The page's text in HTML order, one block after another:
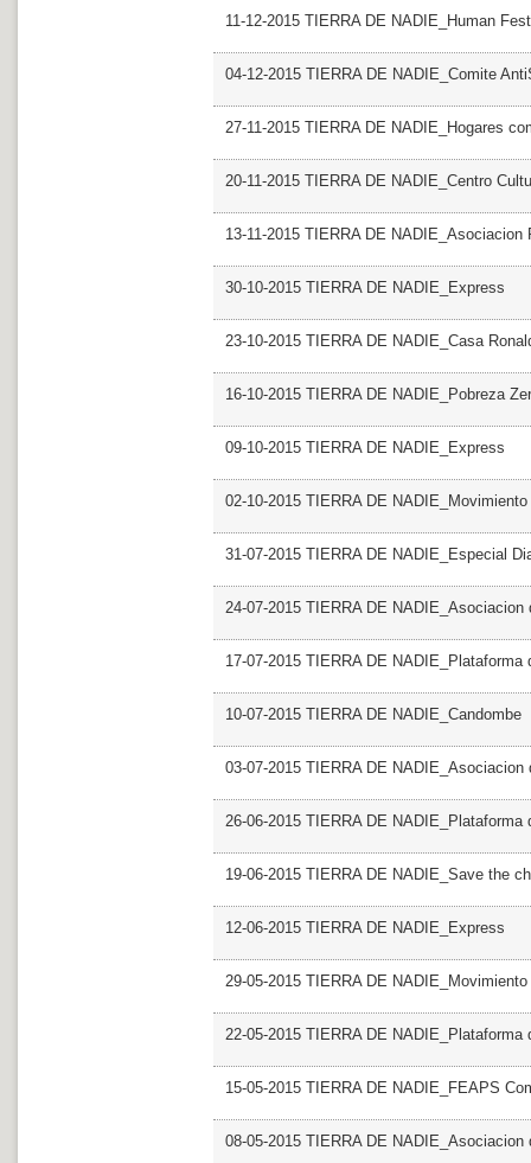
11-12-2015 TIERRA DE NADIE_Human Fest
04-12-2015 TIERRA DE NADIE_Comite
27-11-2015 TIERRA DE NADIE_Hogares
20-11-2015 TIERRA DE NADIE_Centro
13-11-2015 TIERRA DE NADIE_Asociacion
30-10-2015 TIERRA DE NADIE_Express
23-10-2015 TIERRA DE NADIE_Casa
16-10-2015 TIERRA DE NADIE_Pobreza
09-10-2015 TIERRA DE NADIE_Express
02-10-2015 TIERRA DE
31-07-2015 TIERRA DE NADIE_Especial
24-07-2015 TIERRA DE
17-07-2015 TIERRA DE NADIE_Plataforma
10-07-2015 TIERRA DE NADIE_Candombe
03-07-2015 TIERRA DE
26-06-2015 TIERRA DE
19-06-2015 TIERRA DE NADIE_Save the
12-06-2015 TIERRA DE NADIE_Express
29-05-2015 TIERRA DE
22-05-2015 TIERRA DE
15-05-2015 TIERRA DE NADIE_FEAPS
08-05-2015 TIERRA DE NADIE_Asociacion